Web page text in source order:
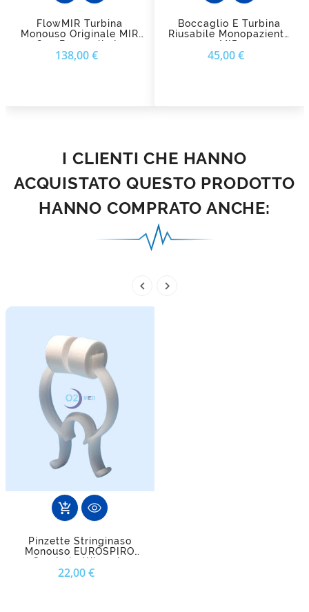
FlowMIR Turbina
Monouso Originale MIR
Con Boccaglio In
Cartone
138,00 €
Boccaglio E Turbina
Riusabile Monopaziente
MIR
45,00 €
I CLIENTI CHE HANNO
ACQUISTATO QUESTO PRODOTTO
HANNO COMPRATO ANCHE:
 
add_shopping_cart
Pinzette Stringinaso
Monouso EUROSPIRO
Con Imbottitura In
Gomma O Schiuma
22,00 €